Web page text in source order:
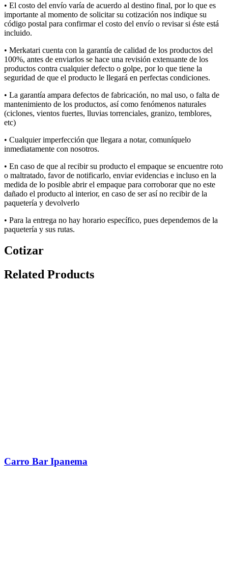
• El costo del envío varía de acuerdo al destino final, por lo que es
importante al momento de solicitar su cotización nos indique su
código postal para confirmar el costo del envío o revisar si éste está
incluido.
• Merkatari cuenta con la garantía de calidad de los productos del
100%, antes de enviarlos se hace una revisión extenuante de los
productos contra cualquier defecto o golpe, por lo que tiene la
seguridad de que el producto le llegará en perfectas condiciones.
• La garantía ampara defectos de fabricación, no mal uso, o falta de
mantenimiento de los productos, así como fenómenos naturales
(ciclones, vientos fuertes, lluvias torrenciales, granizo, temblores,
etc)
• Cualquier imperfección que llegara a notar, comuníquelo
inmediatamente con nosotros.
• En caso de que al recibir su producto el empaque se encuentre roto
o maltratado, favor de notificarlo, enviar evidencias e incluso en la
medida de lo posible abrir el empaque para corroborar que no este
dañado el producto al interior, en caso de ser así no recibir de la
paquetería y devolverlo
• Para la entrega no hay horario específico, pues dependemos de la
paquetería y sus rutas.
Cotizar
Related Products
Carro Bar Ipanema